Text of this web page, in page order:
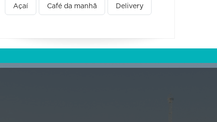
Açaí Café da manhã Delivery